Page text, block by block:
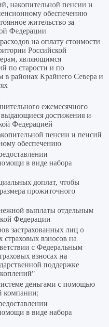
накопительной пенсии и
обеспечению
жительство за
Федерации
на оплату стоимости
Российской
являющимся
по старости и по
районах Крайнего Севера и
ежемесячного
выдающиеся достижения и
Федерацией
пенсии и пенсий
обеспечению
в виде набора
доплат, чтобы
прожиточного
выплаты отдельным
Федерации
застрахованных лиц о
взносов на
с Федеральным
взносах на
поддержке
деньгами с помощью
компании;
в виде набора